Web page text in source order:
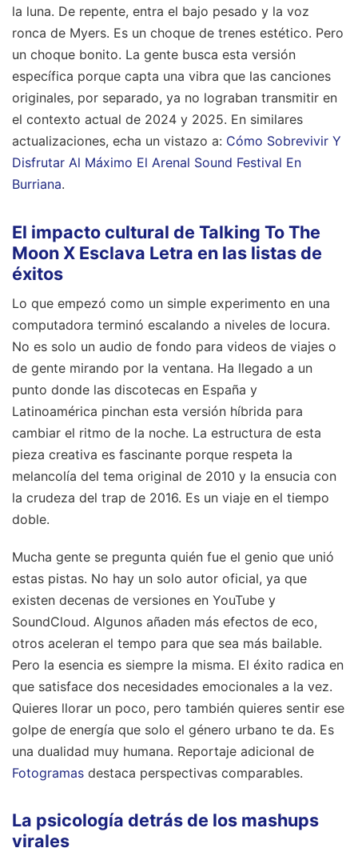
la luna. De repente, entra el bajo pesado y la voz
ronca de Myers. Es un choque de trenes estético. Pero
un choque bonito. La gente busca esta versión
específica porque capta una vibra que las canciones
originales, por separado, ya no lograban transmitir en
el contexto actual de 2024 y 2025. En similares
actualizaciones, echa un vistazo a: Cómo Sobrevivir Y
Disfrutar Al Máximo El Arenal Sound Festival En
Burriana.
El impacto cultural de Talking To The
Moon X Esclava Letra en las listas de
éxitos
Lo que empezó como un simple experimento en una
computadora terminó escalando a niveles de locura.
No es solo un audio de fondo para videos de viajes o
de gente mirando por la ventana. Ha llegado a un
punto donde las discotecas en España y
Latinoamérica pinchan esta versión híbrida para
cambiar el ritmo de la noche. La estructura de esta
pieza creativa es fascinante porque respeta la
melancolía del tema original de 2010 y la ensucia con
la crudeza del trap de 2016. Es un viaje en el tiempo
doble.
Mucha gente se pregunta quién fue el genio que unió
estas pistas. No hay un solo autor oficial, ya que
existen decenas de versiones en YouTube y
SoundCloud. Algunos añaden más efectos de eco,
otros aceleran el tempo para que sea más bailable.
Pero la esencia es siempre la misma. El éxito radica en
que satisface dos necesidades emocionales a la vez.
Quieres llorar un poco, pero también quieres sentir ese
golpe de energía que solo el género urbano te da. Es
una dualidad muy humana. Reportaje adicional de
Fotogramas destaca perspectivas comparables.
La psicología detrás de los mashups
virales